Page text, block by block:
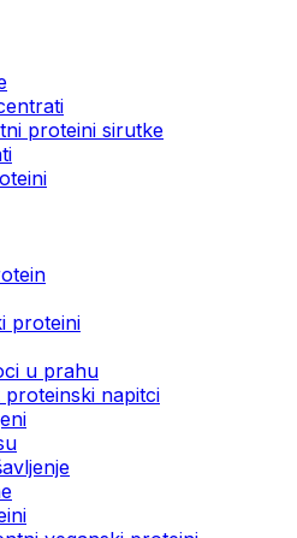
proteini sirutke
proteini
u prahu
napitci